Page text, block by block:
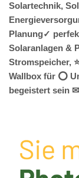
Solartechnik,
Planung✓
Solaranlagen &
Stromspeicher,
Wallbox für ⭕
begeistert sein